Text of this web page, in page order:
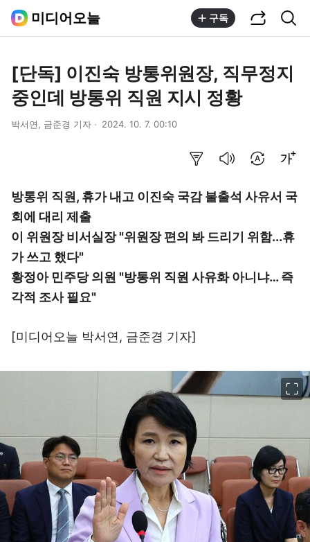
미디어오늘 구독
[단독] 이진숙 방통위원장, 직무정지
중인데 방통위 직원 지시 정황
박서연, 금준경 기자 2024. 10. 7. 00:10
방통위 직원, 휴가 내고 이진숙 국감 불출석 사유서 국
회에 대리 제출
이 위원장 비서실장 "위원장 편의 봐 드리기 위함...휴
가 쓰고 했다"
황정아 민주당 의원 "방통위 직원 사유화 아니냐… 즉
각적 조사 필요"
[미디어오늘 박서연, 금준경 기자]